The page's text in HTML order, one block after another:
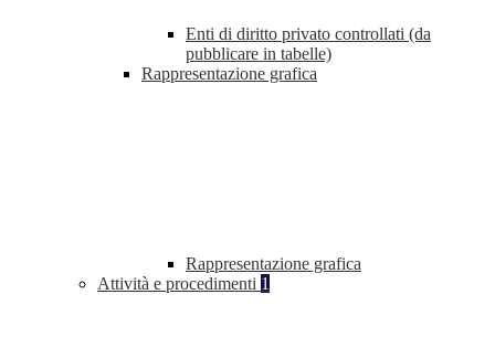
Enti di diritto privato controllati (da
pubblicare in tabelle)
Rappresentazione grafica
Rappresentazione grafica
Attività e procedimenti 1